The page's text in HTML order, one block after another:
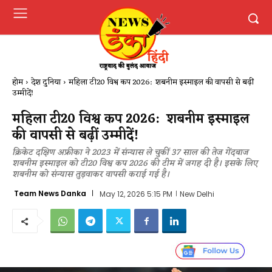
होम देश दुनिया महिला टी20 विश्व कप 2026: शबनीम इस्माइल की वापसी से बढ़ीं
उम्मीदें!
महिला टी20 विश्व कप 2026: शबनीम इस्माइल
की वापसी से बढ़ीं उम्मीदें!
क्रिकेट दक्षिण अफ्रीका ने 2023 में संन्यास ले चुकीं 37 साल की तेज गेंदबाज
शबनीम इस्माइल को टी20 विश्व कप 2026 की टीम में जगह दी है। इसके लिए
शबनीम को संन्यास तुड़वाकर वापसी कराई गई है।
Team News Danka May 12, 2026 5:15 PM New Delhi